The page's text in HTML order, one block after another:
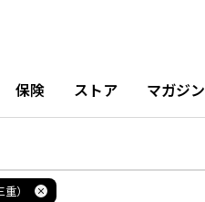
保険 ストア マガジン
）